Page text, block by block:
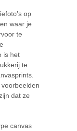
op
waar je
te
is het
te
dat ze
canvas